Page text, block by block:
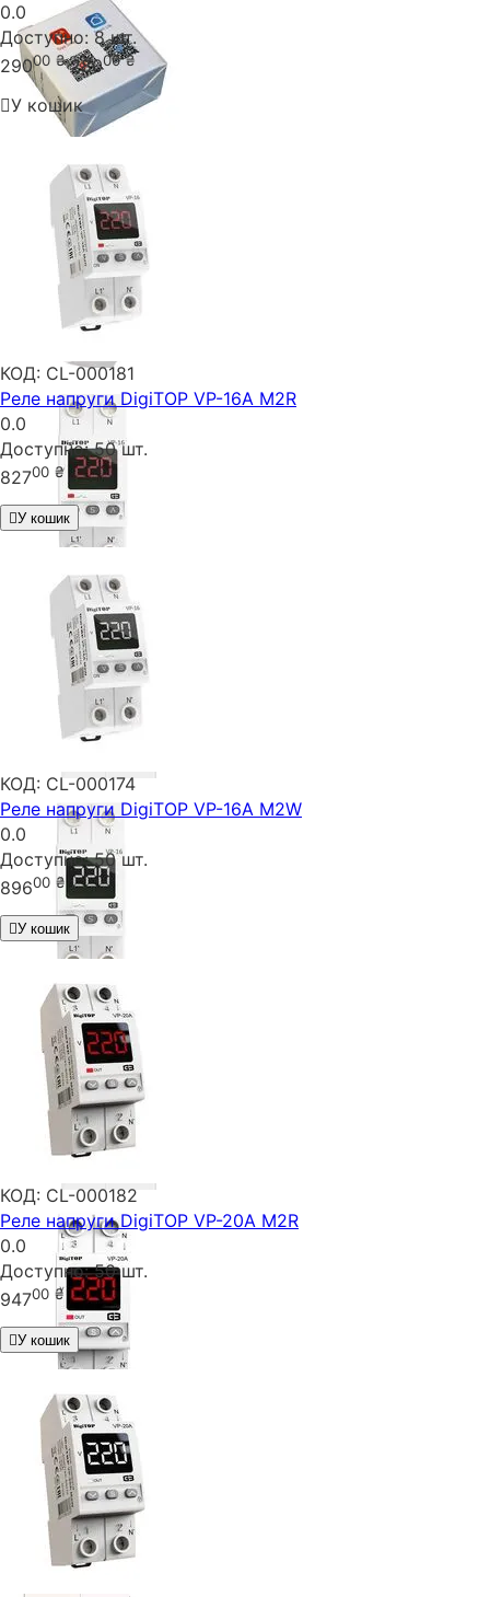
0.0
Доступно: 8 шт.
29000 ₴ 28000 ₴
У кошик
КОД: CL-000181
Реле напруги DigiTOP VP-16A M2R
0.0
Доступно: 50 шт.
82700 ₴
У кошик
КОД: CL-000174
Реле напруги DigiTOP VP-16A M2W
0.0
Доступно: 50 шт.
89600 ₴
У кошик
КОД: CL-000182
Реле напруги DigiTOP VP-20A M2R
0.0
Доступно: 50 шт.
94700 ₴
У кошик